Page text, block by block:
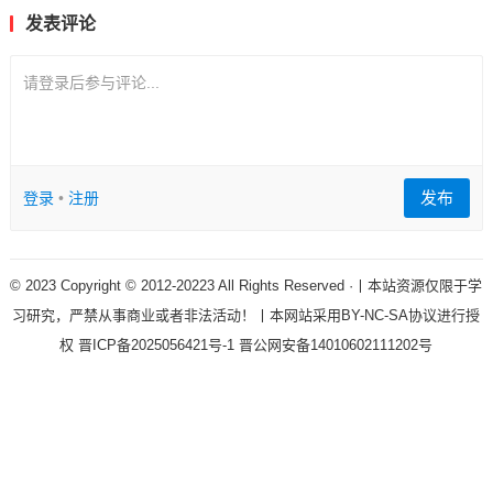
发表评论
请登录后参与评论...
登录• 注册 发布
© 2023 Copyright © 2012-20223 All Rights Reserved ·丨本站资源仅限于学
习研究，严禁从事商业或者非法活动！丨本网站采用BY-NC-SA协议进行授
权晋ICP备2025056421号-1晋公网安备14010602111202号